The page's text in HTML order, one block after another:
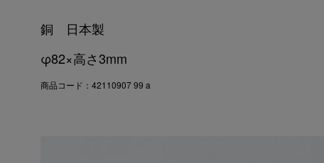
銅 日本製
φ82×高さ3mm
商品コード：42110907 99 a